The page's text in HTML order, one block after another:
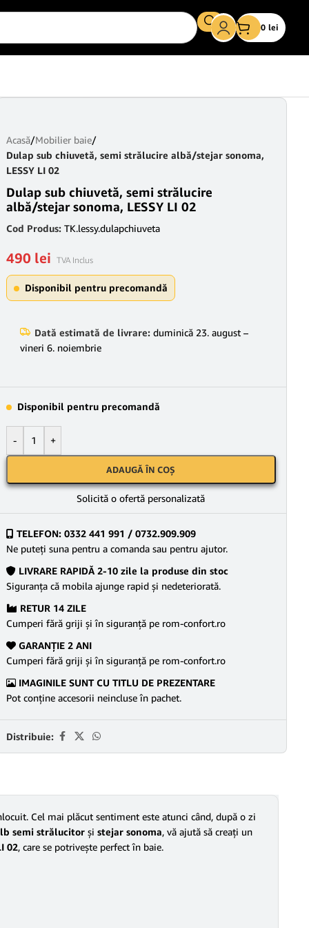
0 lei
Acasă/Mobilier baie/
Dulap sub chiuvetă, semi strălucire albă/stejar sonoma,
LESSY LI 02
Dulap sub chiuvetă, semi strălucire
albă/stejar sonoma, LESSY LI 02
Cod Produs: TK.lessy.dulapchiuveta
490 lei TVA Inclus
Disponibil pentru precomandă
Dată estimată de livrare: duminică 23. august –
vineri 6. noiembrie
Disponibil pentru precomandă
- +
ADAUGĂ ÎN COȘ
Solicită o ofertă personalizată
TELEFON: 0332 441 991 / 0732.909.909
Ne puteţi suna pentru a comanda sau pentru ajutor.
LIVRARE RAPIDĂ 2-10 zile la produse din stoc
Siguranţa că mobila ajunge rapid şi nedeteriorată.
RETUR 14 ZILE
Cumperi fără griji şi în siguranţă pe rom-confort.ro
GARANŢIE 2 ANI
Cumperi fără griji şi în siguranţă pe rom-confort.ro
IMAGINILE SUNT CU TITLU DE PREZENTARE
Pot conține accesorii neincluse în pachet.
Distribuie:
Cel mai plăcut sentiment este atunci când, după o zi
semi strălucitor şi stejar sonoma, vă ajută să creaţi un
02, care se potriveşte perfect în baie.